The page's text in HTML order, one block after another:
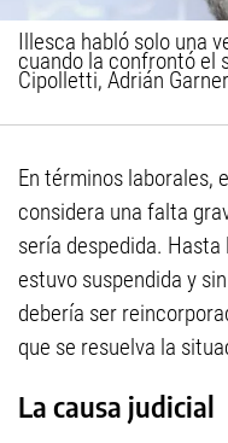
Illesca habló solo una
cuando la confrontó el
Cipolletti, Adrián
En términos laborales,
considera una falta
sería despedida.
estuvo suspendida y
debería ser
que se resuelva la
La causa judicial